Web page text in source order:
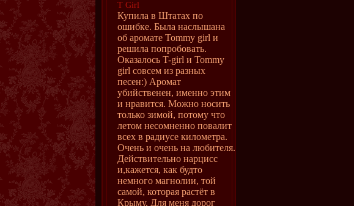
T Girl
Купила в Штатах по
ошибке. Была наслышана
об аромате Tommy girl и
решила попробовать.
Оказалось T-girl и Tommy
girl совсем из разных
песен:) Аромат
убийственен, именно этим
и нравится. Можно носить
только зимой, потому что
летом несомненно повалит
всех в радиусе километра.
Очень и очень на любителя.
Действительно нарцисс
и,кажется, как будто
немного магнолии, той
самой, которая растёт в
Крыму. Для меня дорог